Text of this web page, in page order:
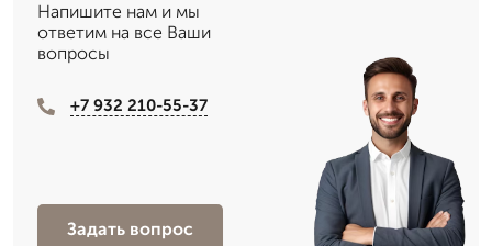
Напишите нам и мы
ответим на все Ваши
вопросы
+7 932 210-55-37
Задать вопрос